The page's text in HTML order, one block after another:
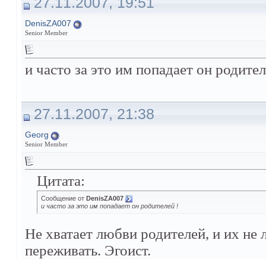
DenisZA007
Senior Member
и часто за это им попадает он
27.11.2007, 21:38
Georg
Senior Member
Цитата:
Сообщение от DenisZA007
и часто за это им попадает он родителей !
Не хватает любви родителей, и их не
переживать. Эгоист.